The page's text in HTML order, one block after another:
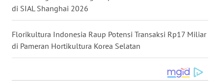
di SIAL Shanghai 2026
Florikultura Indonesia Raup Potensi Transaksi Rp17 Miliar
di Pameran Hortikultura Korea Selatan
SULSEL